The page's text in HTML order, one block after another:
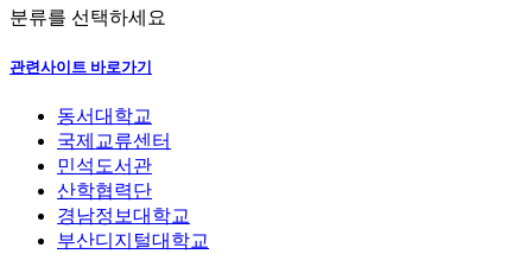
분류를 선택하세요
관련사이트 바로가기
동서대학교
국제교류센터
민석도서관
산학협력단
경남정보대학교
부산디지털대학교